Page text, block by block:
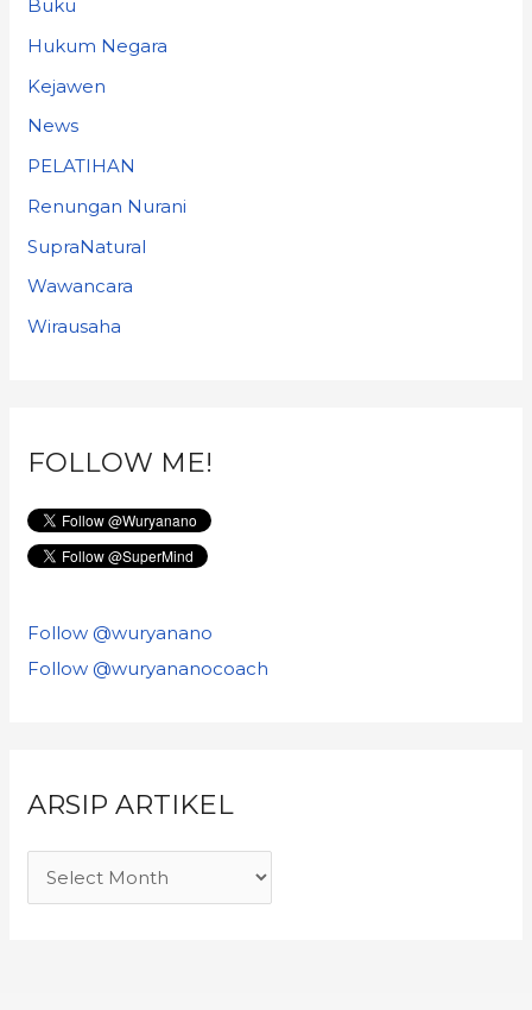
Buku
Hukum Negara
Kejawen
News
PELATIHAN
Renungan Nurani
SupraNatural
Wawancara
Wirausaha
FOLLOW ME!
Follow @wuryanano
Follow @wuryananocoach
ARSIP ARTIKEL